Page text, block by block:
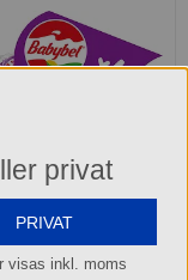
Cheddar 6x20
g Bel
privat
PRIVAT
visas inkl. moms